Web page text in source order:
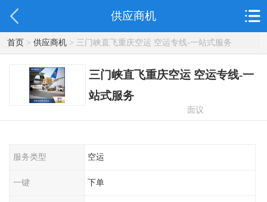
供应商机
首页> 供应商机> 三门峡直飞重庆空运 空运专线-一站式服务
三门峡直飞重庆空运 空运专线-一
站式服务
面议
服务类型 空运
一键 下单